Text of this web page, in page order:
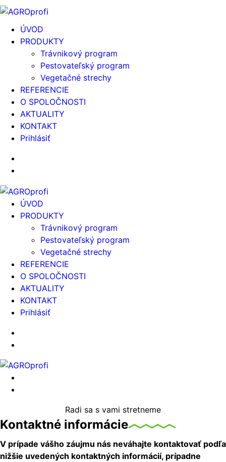
ÚVOD
PRODUKTY
Trávnikový program
Pestovateľský program
Vegetačné strechy
REFERENCIE
O SPOLOČNOSTI
AKTUALITY
KONTAKT
Prihlásiť
ÚVOD
PRODUKTY
Trávnikový program
Pestovateľský program
Vegetačné strechy
REFERENCIE
O SPOLOČNOSTI
AKTUALITY
KONTAKT
Prihlásiť
Radi sa s vami stretneme
Kontaktné informácie
V prípade vášho záujmu nás neváhajte kontaktovať podľa
nižšie uvedených kontaktných informácií, prípadne